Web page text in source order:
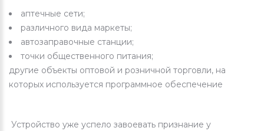
аптечные сети;
различного вида маркеты;
автозаправочные станции;
точки общественного питания;
другие объекты оптовой и розничной торговли, на
которых используется программное обеспечение
Устройство уже успело завоевать признание у